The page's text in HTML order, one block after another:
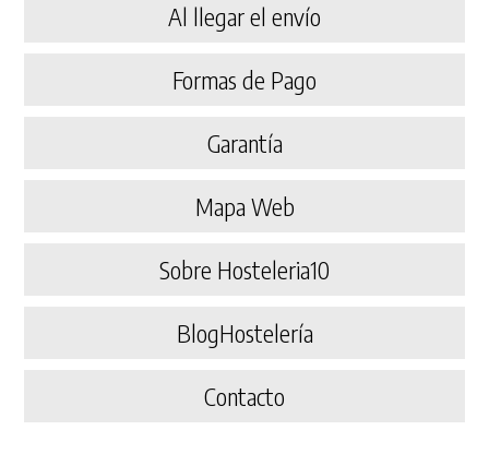
Al llegar el envío
Formas de Pago
Garantía
Mapa Web
Sobre Hosteleria10
BlogHostelería
Contacto